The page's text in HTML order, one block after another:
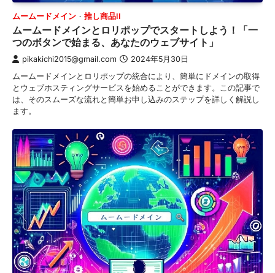
ムームードメイン 推し商品II
ムームードメインとロリポップでスタートしよう！「一
つのボタンで始まる、あなたのウェブサイト」
pikakichi2015@gmail.com 2024年5月30日
ムームードメインとロリポップの統合により、簡単にドメインの取得
とウェブホスティングサービスを始めることができます。この記事で
は、そのスムーズな流れと簡単お申し込みのステップを詳しく解説し
ます。